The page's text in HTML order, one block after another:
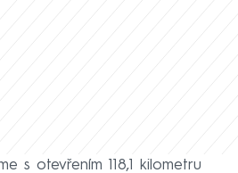
s otevřením 118,1 kilometru